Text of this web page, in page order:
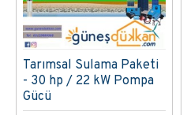
Tarımsal Sulama Paketi
- 30 hp / 22 kW Pompa
Gücü